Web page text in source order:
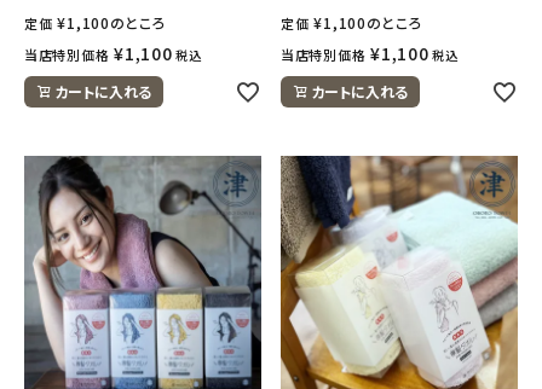
定価 ¥1,100のところ
当店特別価格 ¥1,100 税込
カートに入れる
定価 ¥1,100のところ
当店特別価格 ¥1,100 税込
カートに入れる